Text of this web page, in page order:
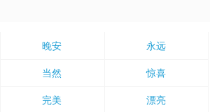
晚安 永远
当然 惊喜
完美 漂亮